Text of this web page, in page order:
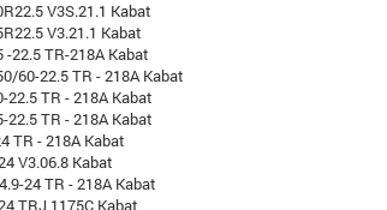
V3S.21.1 Kabat
V3.21.1 Kabat
-22.5 TR-218A Kabat
60-22.5 TR - 218A Kabat
22.5 TR - 218A Kabat
22.5 TR - 218A Kabat
TR - 218A Kabat
V3.06.8 Kabat
24 TR - 218A Kabat
TRJ 1175C Kabat